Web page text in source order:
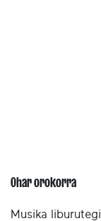
Ohar orokorra
Musika